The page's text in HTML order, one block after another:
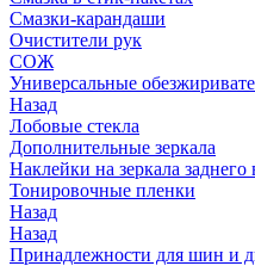
Смазки-карандаши
Очистители рук
СОЖ
Универсальные
Назад
Лобовые стекла
Дополнительные зеркала
Наклейки на зеркала заднего
Тонировочные пленки
Назад
Назад
Принадлежности для шин и